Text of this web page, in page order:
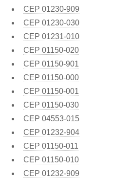
CEP 01230-909
CEP 01230-030
CEP 01231-010
CEP 01150-020
CEP 01150-901
CEP 01150-000
CEP 01150-001
CEP 01150-030
CEP 04553-015
CEP 01232-904
CEP 01150-011
CEP 01150-010
CEP 01232-909